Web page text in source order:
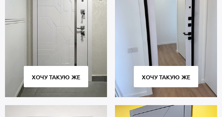
ХОЧУ ТАКУЮ ЖЕ ХОЧУ ТАКУЮ ЖЕ